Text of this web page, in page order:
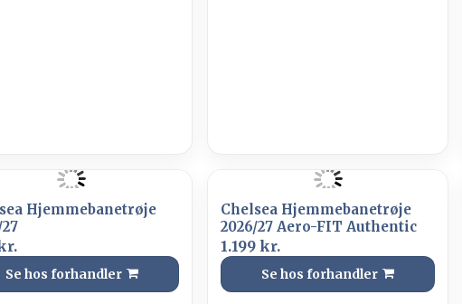
Hjemmebanetrøje
Se hos forhandler
Chelsea Hjemmebanetrøje
2026/27 Aero-FIT Authentic
1.199 kr.
Se hos forhandler